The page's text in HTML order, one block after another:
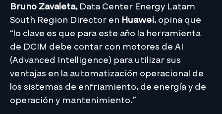
Bruno Zavaleta, Data Center Energy Latam
South Region Director en Huawei, opina que
“lo clave es que para este año la herramienta
de DCIM debe contar con motores de AI
(Advanced Intelligence) para utilizar sus
ventajas en la automatización operacional de
los sistemas de enfriamiento, de energía y de
operación y mantenimiento.”